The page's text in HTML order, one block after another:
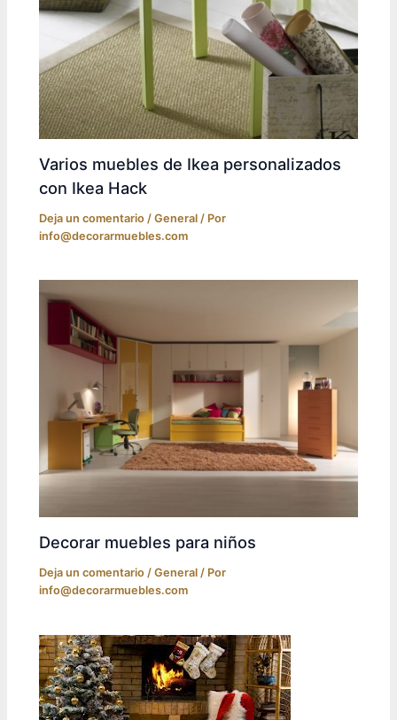
Varios muebles de Ikea personalizados
con Ikea Hack
Deja un comentario /General / Por
info@decorarmuebles.com
Decorar muebles para niños
Deja un comentario /General / Por
info@decorarmuebles.com